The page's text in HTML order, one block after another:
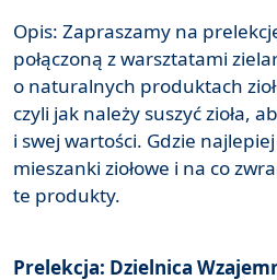
Opis: Zapraszamy na
połączoną z warsztatami
o naturalnych produktach
czyli jak należy suszyć zioła,
i swej wartości. Gdzie
mieszanki ziołowe i na co
te produkty.
Prelekcja: Dzielnica